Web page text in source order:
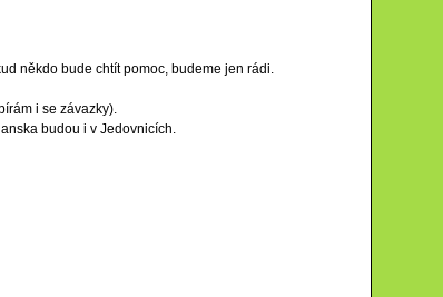
někdo bude chtít pomoc, budeme jen rádi.
i se závazky).
budou i v Jedovnicích.